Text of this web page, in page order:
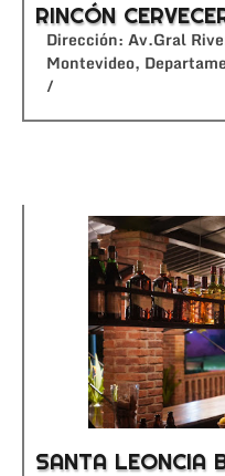
RINCÓN
Dirección: Av.Gral
Montevideo,
/
SANTA LEONCIA